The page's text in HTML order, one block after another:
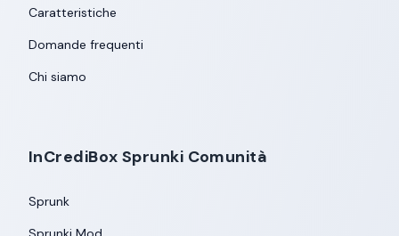
Caratteristiche
Domande frequenti
Chi siamo
InCrediBox Sprunki Comunità
Sprunk